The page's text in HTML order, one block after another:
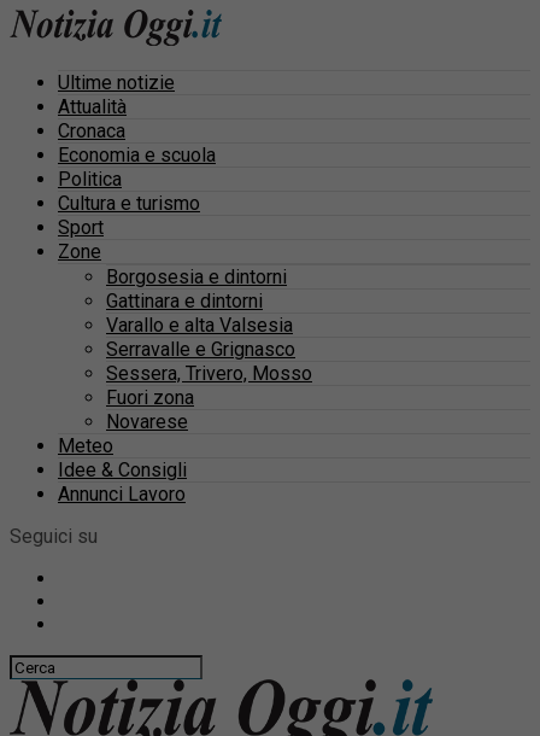
Ultime notizie
Attualità
Cronaca
Economia e scuola
Politica
Cultura e turismo
Sport
Zone
Borgosesia e dintorni
Gattinara e dintorni
Varallo e alta Valsesia
Serravalle e Grignasco
Sessera, Trivero, Mosso
Fuori zona
Novarese
Meteo
Idee & Consigli
Annunci Lavoro
Seguici su